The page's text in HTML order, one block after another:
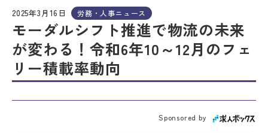
2025年3月16日 労務・人事ニュース
モーダルシフト推進で物流の未来
が変わる！令和6年10～12月のフェ
リー積載率動向
Sponsored by